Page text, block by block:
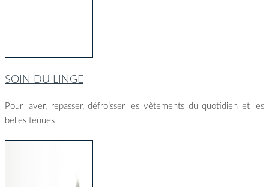
SOIN DU LINGE
Pour laver, repasser, défroisser les vêtements du quotidien et les
belles tenues